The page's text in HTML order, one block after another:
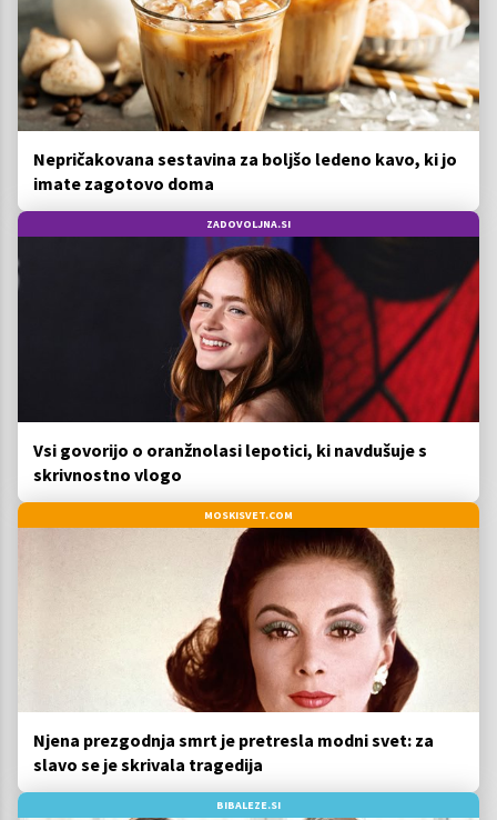
Nepričakovana sestavina za boljšo ledeno kavo, ki jo
imate zagotovo doma
ZADOVOLJNA.SI
Vsi govorijo o oranžnolasi lepotici, ki navdušuje s
skrivnostno vlogo
MOSKISVET.COM
Njena prezgodnja smrt je pretresla modni svet: za
slavo se je skrivala tragedija
BIBALEZE.SI